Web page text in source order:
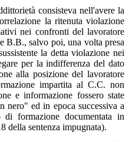
consisteva nell'avere la
la ritenuta violazione
nei confronti del lavoratore
B.B., salvo poi, una volta presa
la detta violazione nei
per la indifferenza del dato
alla posizione del lavoratore
impartita al C.C. non
e informazione fossero state
nero" ed in epoca successiva a
formazione documentata in
della sentenza impugnata).